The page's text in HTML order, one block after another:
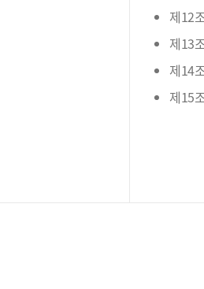
제12
제13
제14
제15